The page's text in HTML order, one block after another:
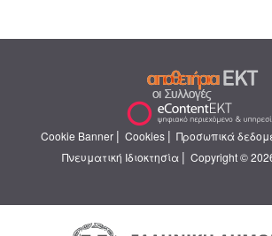
Cookie Banner | Cookies | Προσωπικά
Πνευματική Ιδιοκτησία | Copyright ©